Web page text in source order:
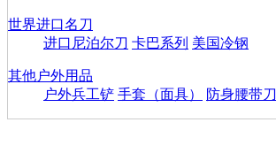
世界进口名刀
进口尼泊尔刀 卡巴系列 美国冷钢
其他户外用品
户外兵工铲 手套（面具） 防身腰带刀